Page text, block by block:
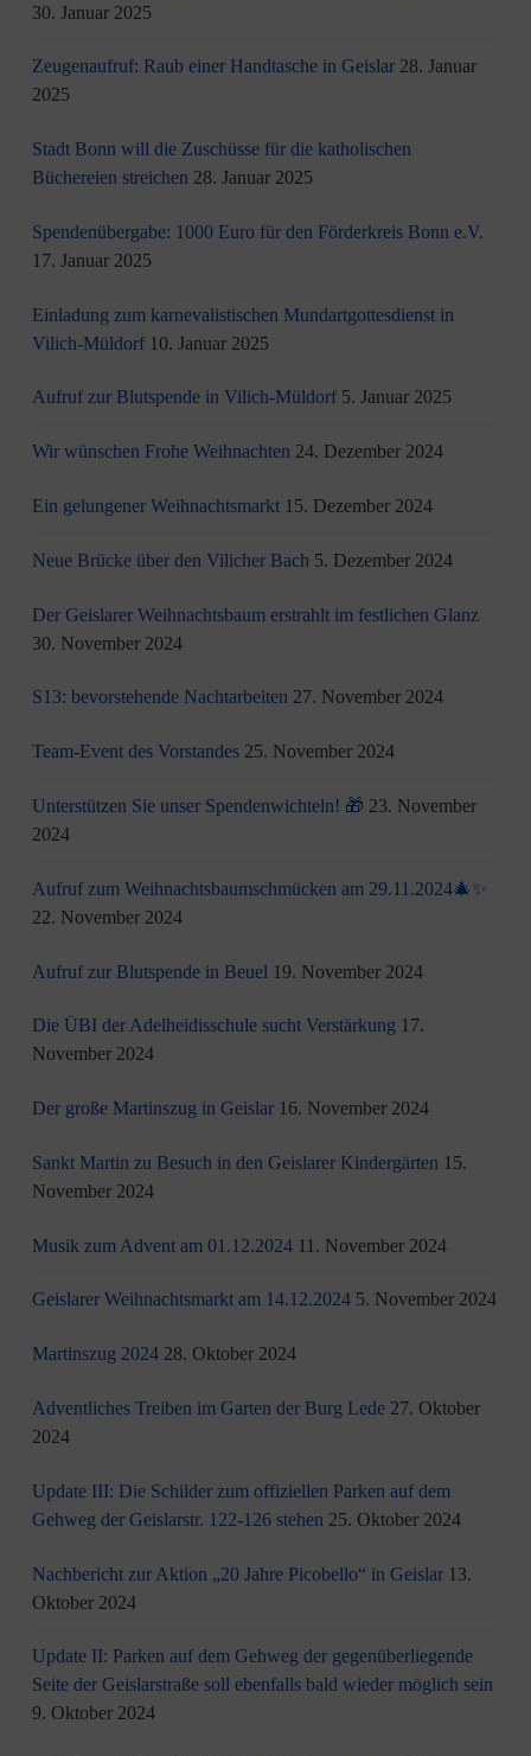
30. Januar 2025
Zeugenaufruf: Raub einer Handtasche in Geislar 28. Januar
2025
Stadt Bonn will die Zuschüsse für die katholischen
Büchereien streichen 28. Januar 2025
Spendenübergabe: 1000 Euro für den Förderkreis Bonn e.V.
17. Januar 2025
Einladung zum karnevalistischen Mundartgottesdienst in
Vilich-Müldorf 10. Januar 2025
Aufruf zur Blutspende in Vilich-Müldorf 5. Januar 2025
Wir wünschen Frohe Weihnachten 24. Dezember 2024
Ein gelungener Weihnachtsmarkt 15. Dezember 2024
Neue Brücke über den Vilicher Bach 5. Dezember 2024
Der Geislarer Weihnachtsbaum erstrahlt im festlichen Glanz
30. November 2024
S13: bevorstehende Nachtarbeiten 27. November 2024
Team-Event des Vorstandes 25. November 2024
Unterstützen Sie unser Spendenwichteln! 🎁 23. November
2024
Aufruf zum Weihnachtsbaumschmücken am 29.11.2024🎄✨
22. November 2024
Aufruf zur Blutspende in Beuel 19. November 2024
Die ÜBI der Adelheidisschule sucht Verstärkung 17.
November 2024
Der große Martinszug in Geislar 16. November 2024
Sankt Martin zu Besuch in den Geislarer Kindergärten 15.
November 2024
Musik zum Advent am 01.12.2024 11. November 2024
Geislarer Weihnachtsmarkt am 14.12.2024 5. November 2024
Martinszug 2024 28. Oktober 2024
Adventliches Treiben im Garten der Burg Lede 27. Oktober
2024
Update III: Die Schilder zum offiziellen Parken auf dem
Gehweg der Geislarstr. 122-126 stehen 25. Oktober 2024
Nachbericht zur Aktion „20 Jahre Picobello“ in Geislar 13.
Oktober 2024
Update II: Parken auf dem Gehweg der gegenüberliegende
Seite der Geislarstraße soll ebenfalls bald wieder möglich sein
9. Oktober 2024